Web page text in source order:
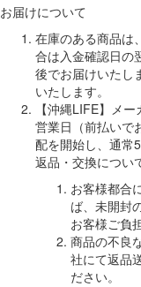
お届けについて
在庫のある商品は
合は入金確認日の
後でお届けいたし
いたします。
【沖縄LIFE】メ
営業日（前払いで
配を開始し、通常
返品・交換につい
お客様都合
ば、未開封
お客様ご負
商品の不良
社にて返品
ださい。